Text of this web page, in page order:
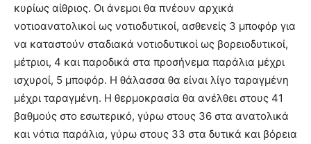
κυρίως αίθριος. Οι άνεμοι θα πνέουν αρχικά
νοτιοανατολικοί ως νοτιοδυτικοί, ασθενείς 3 μποφόρ για
να καταστούν σταδιακά νοτιοδυτικοί ως βορειοδυτικοί,
μέτριοι, 4 και παροδικά στα προσήνεμα παράλια μέχρι
ισχυροί, 5 μποφόρ. Η θάλασσα θα είναι λίγο ταραγμένη
μέχρι ταραγμένη. Η θερμοκρασία θα ανέλθει στους 41
βαθμούς στο εσωτερικό, γύρω στους 36 στα ανατολικά
και νότια παράλια, γύρω στους 33 στα δυτικά και βόρεια